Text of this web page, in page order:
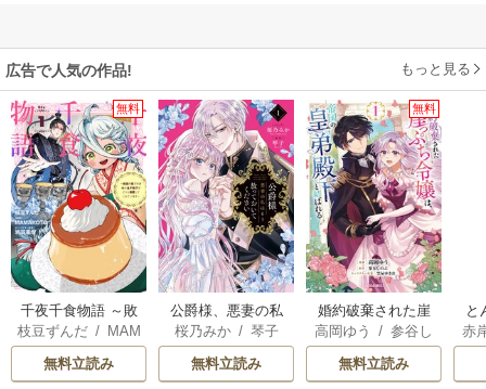
広告で人気の作品! もっと見る
無料
千夜千食物語 ～敗
国の姫ですが氷の
皇子殿下がどうも
溺愛してくれてい
枝豆ずんだ/ MAM
AKOTO/鴉羽凛燈
無料立読み
公爵様、悪妻の私
はもう放っておい
てください
桜乃みか/ 琴子
無料立読み
無料
婚約破棄された崖
っぷち令嬢は、帝
国の皇弟殿下と結
ばれる
高岡ゆう /参谷し
のぶ/雲屋ゆきお
無料立読み
と
赤